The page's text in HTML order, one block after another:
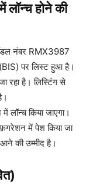
होने की
नंबर RMX3987
(BIS) पर लिस्ट हुआ है।
रहा है। लिस्टिंग से
किया जाएगा।
में पेश किया जा
की उम्मीद है।